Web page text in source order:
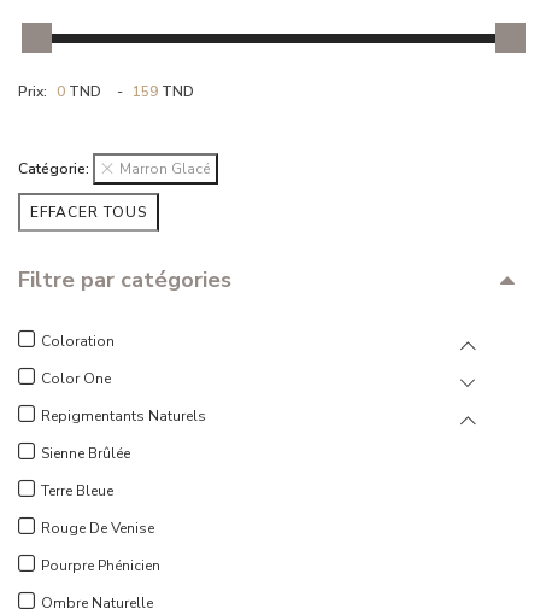
RÉSULTAT
CONTACT
Prix: 0 TND - 159 TND
Catégorie: Marron Glacé
EFFACER TOUS
Filtre par catégories
Coloration
Color One
Repigmentants Naturels
Sienne Brûlée
Terre Bleue
Rouge De Venise
Pourpre Phénicien
Ombre Naturelle